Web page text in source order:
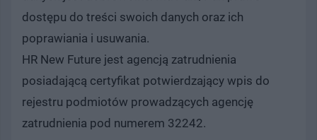
dostępu do treści swoich danych oraz ich
poprawiania i usuwania.
HR New Future jest agencją zatrudnienia
posiadającą certyfikat potwierdzający wpis do
rejestru podmiotów prowadzących agencję
zatrudnienia pod numerem 32242.